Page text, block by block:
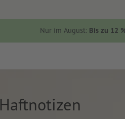
Nur im August: Bis zu 12
Haftnotizen